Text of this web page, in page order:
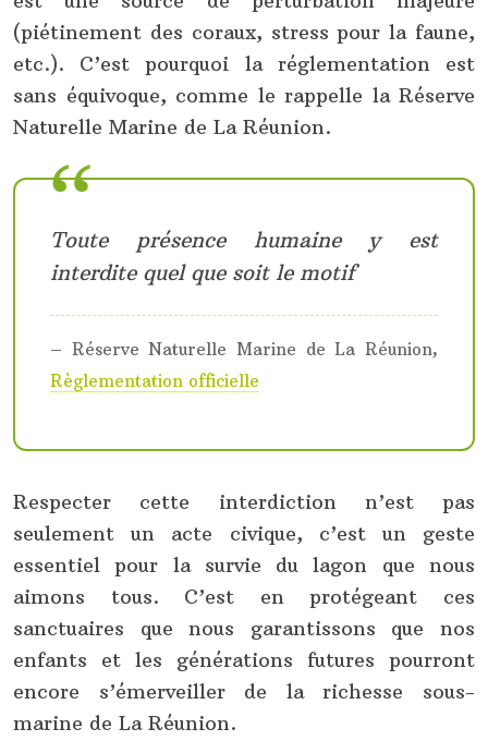
(piétinement des coraux, stress pour la faune,
etc.). C’est pourquoi la réglementation est
sans équivoque, comme le rappelle la Réserve
Naturelle Marine de La Réunion.
Toute présence humaine y est
interdite quel que soit le motif
– Réserve Naturelle Marine de La Réunion,
Règlementation officielle
Respecter cette interdiction n’est pas
seulement un acte civique, c’est un geste
essentiel pour la survie du lagon que nous
aimons tous. C’est en protégeant ces
sanctuaires que nous garantissons que nos
enfants et les générations futures pourront
encore s’émerveiller de la richesse sous-
marine de La Réunion.